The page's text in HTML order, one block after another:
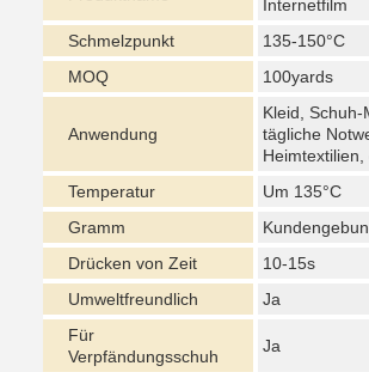
Internetfilm
Schmelzpunkt
135-150°C
MOQ
100yards
Anwendung
Kleid, Schuh-
tägliche
Heimtextilien,
Temperatur
Um 135°C
Gramm
Drücken von Zeit
10-15s
Umweltfreundlich
Ja
Für
Verpfändungsschuh
Ja